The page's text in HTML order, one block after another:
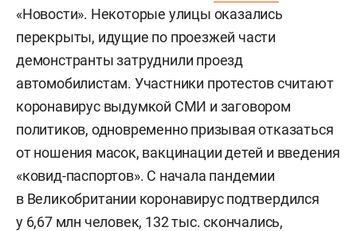
«Новости». Некоторые улицы оказались
перекрыты, идущие по проезжей части
демонстранты затруднили проезд
автомобилистам. Участники протестов считают
коронавирус выдумкой СМИ и заговором
политиков, одновременно призывая отказаться
от ношения масок, вакцинации детей и введения
«ковид-паспортов». С начала пандемии
в Великобритании коронавирус подтвердился
у 6,67 млн человек, 132 тыс. скончались,